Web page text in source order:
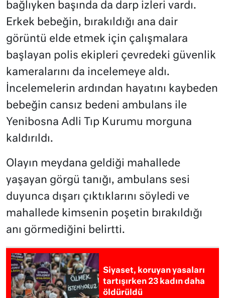
bağlıyken başında da darp izleri vardı.
Erkek bebeğin, bırakıldığı ana dair
görüntü elde etmek için çalışmalara
başlayan polis ekipleri çevredeki güvenlik
kameralarını da incelemeye aldı.
İncelemelerin ardından hayatını kaybeden
bebeğin cansız bedeni ambulans ile
Yenibosna Adli Tıp Kurumu morguna
kaldırıldı.
Olayın meydana geldiği mahallede
yaşayan görgü tanığı, ambulans sesi
duyunca dışarı çıktıklarını söyledi ve
mahallede kimsenin poşetin bırakıldığı
anı görmediğini belirtti.
Siyaset, koruyan yasaları
tartışırken 23 kadın daha
öldürüldü